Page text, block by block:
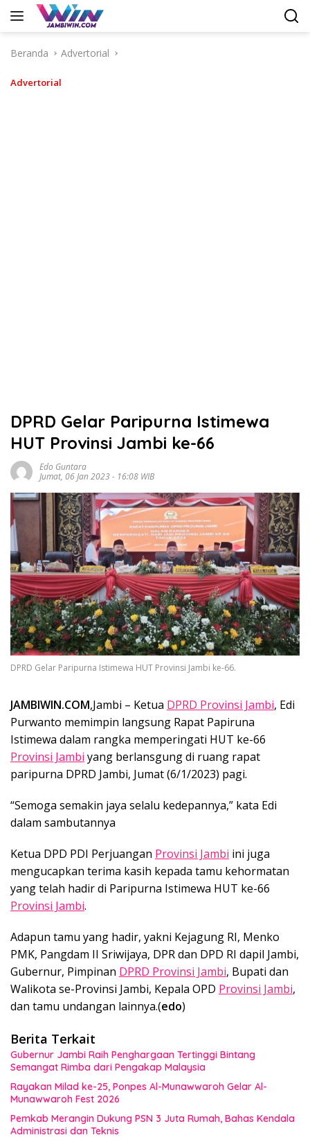
Langsung
Beranda
Advertorial
Advertorial
DPRD Gelar Paripurna Istimewa
HUT Provinsi Jambi ke-66
Edo Guntara
Jumat, 06 Jan 2023 - 16:08 WIB
DPRD Gelar Paripurna Istimewa HUT Provinsi Jambi ke-66.
JAMBIWIN.COM,Jambi – Ketua DPRD Provinsi Jambi, Edi
Purwanto memimpin langsung Rapat Papiruna
Istimewa dalam rangka memperingati HUT ke-66
Provinsi Jambi yang berlansgung di ruang rapat
paripurna DPRD Jambi, Jumat (6/1/2023) pagi.
“Semoga semakin jaya selalu kedepannya,” kata Edi
dalam sambutannya
Ketua DPD PDI Perjuangan Provinsi Jambi ini juga
mengucapkan terima kasih kepada tamu kehormatan
yang telah hadir di Paripurna Istimewa HUT ke-66
Provinsi Jambi.
Adapun tamu yang hadir, yakni Kejagung RI, Menko
PMK, Pangdam II Sriwijaya, DPR dan DPD RI dapil Jambi,
Gubernur, Pimpinan DPRD Provinsi Jambi, Bupati dan
Walikota se-Provinsi Jambi, Kepala OPD Provinsi Jambi,
dan tamu undangan lainnya.(edo)
Berita Terkait
Gubernur Jambi Raih Penghargaan Tertinggi Bintang
Semangat Rimba dari Pengakap Malaysia
Rayakan Milad ke-25, Ponpes Al-Munawwaroh Gelar Al-
Munawwaroh Fest 2026
Pemkab Merangin Dukung PSN 3 Juta Rumah, Bahas Kendala
Administrasi dan Teknis